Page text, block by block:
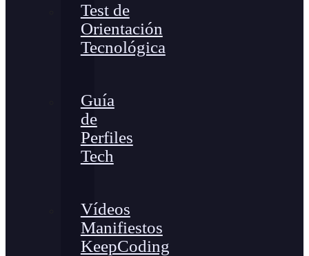
Test de
Orientación
Tecnológica
Guía
de
Perfiles
Tech
Vídeos
Manifiestos
KeepCoding